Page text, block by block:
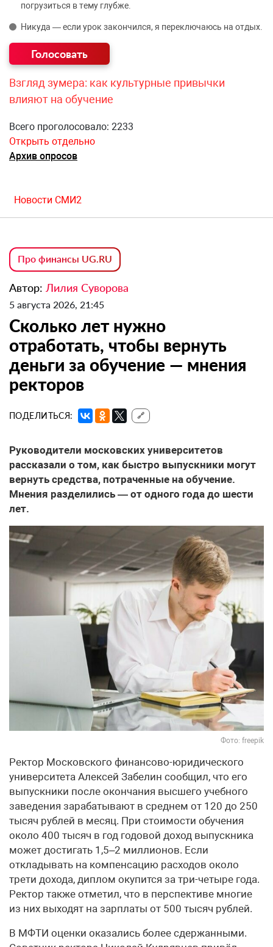
погрузиться в тему глубже.
Никуда — если урок закончился, я переключаюсь на отдых.
Взгляд зумера: как культурные привычки
влияют на обучение
Всего проголосовало: 2233
Открыть отдельно
Архив опросов
Новости СМИ2
Про финансы UG.RU
Автор: Лилия Суворова
5 августа 2026, 21:45
Сколько лет нужно
отработать, чтобы вернуть
деньги за обучение — мнения
ректоров
ПОДЕЛИТЬСЯ: 🔗
Руководители московских университетов
рассказали о том, как быстро выпускники могут
вернуть средства, потраченные на обучение.
Мнения разделились — от одного года до шести
лет.
Фото: freepik
Ректор Московского финансово-юридического
университета Алексей Забелин сообщил, что его
выпускники после окончания высшего учебного
заведения зарабатывают в среднем от 120 до 250
тысяч рублей в месяц. При стоимости обучения
около 400 тысяч в год годовой доход выпускника
может достигать 1,5–2 миллионов. Если
откладывать на компенсацию расходов около
трети дохода, диплом окупится за три-четыре года.
Ректор также отметил, что в перспективе многие
из них выходят на зарплаты от 500 тысяч рублей.
В МФТИ оценки оказались более сдержанными.